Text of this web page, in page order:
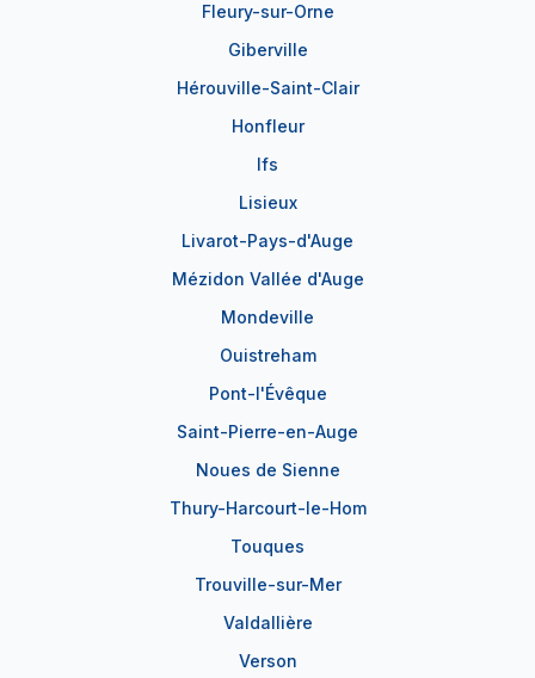
Fleury-sur-Orne
Giberville
Hérouville-Saint-Clair
Honfleur
Ifs
Lisieux
Livarot-Pays-d'Auge
Mézidon Vallée d'Auge
Mondeville
Ouistreham
Pont-l'Évêque
Saint-Pierre-en-Auge
Noues de Sienne
Thury-Harcourt-le-Hom
Touques
Trouville-sur-Mer
Valdallière
Verson